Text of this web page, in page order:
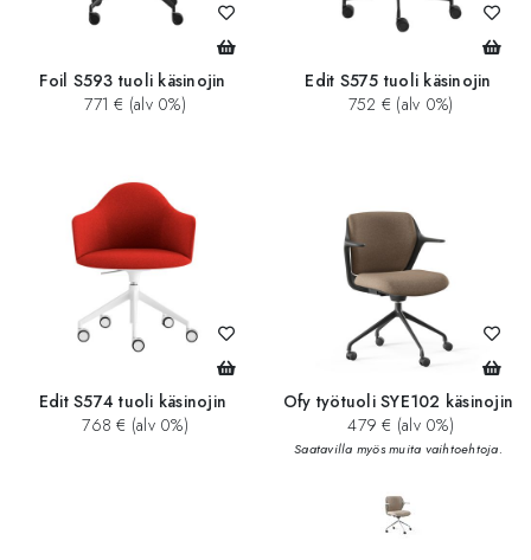
Foil S593 tuoli käsinojin
771 € (alv 0%)
Edit S575 tuoli käsinojin
752 € (alv 0%)
Edit S574 tuoli käsinojin
768 € (alv 0%)
Ofy työtuoli SYE102 käsinojin
479 € (alv 0%)
Saatavilla myös muita vaihtoehtoja.